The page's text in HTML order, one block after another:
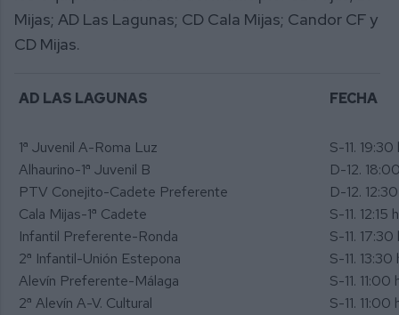
Mijas; AD Las Lagunas; CD Cala Mijas; Candor CF y
CD Mijas.
AD LAS LAGUNAS FECHA
1ª Juvenil A-Roma Luz
Alhaurino-1ª Juvenil B
PTV Conejito-Cadete Preferente
Cala Mijas-1ª Cadete
Infantil Preferente-Ronda
2ª Infantil-Unión Estepona
Alevín Preferente-Málaga
2ª Alevín A-V. Cultural
S-11. 19:30
D-12.
D-12.
S-11. 12:15
S-11. 17:30
S-11. 13:30
S-11. 11:00
S-11. 11:00